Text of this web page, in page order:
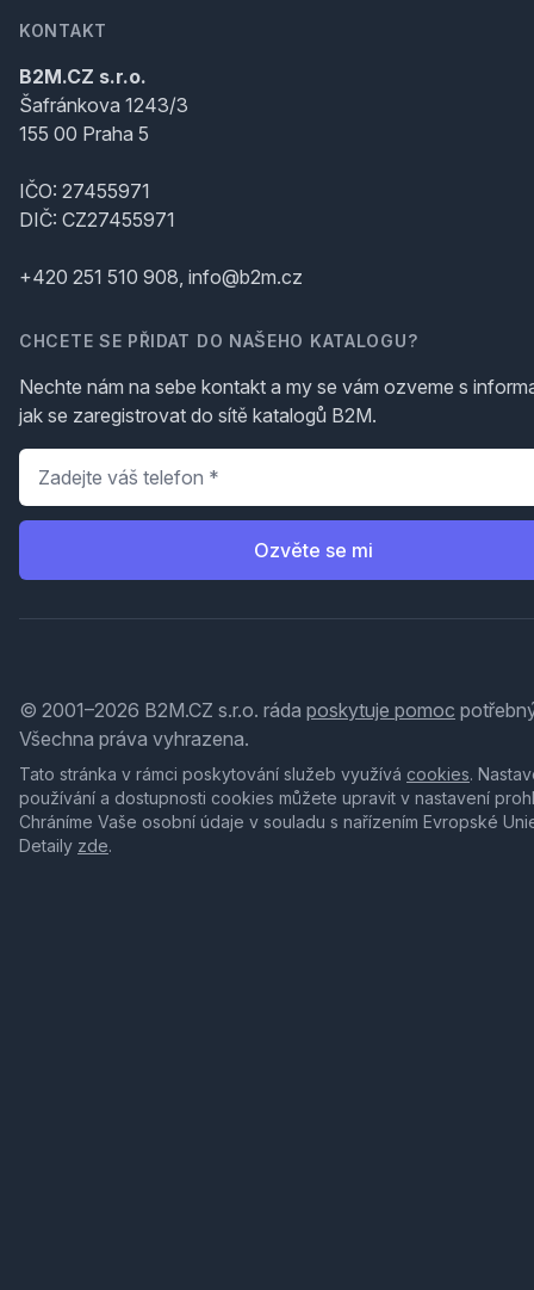
KONTAKT
B2M.CZ s.r.o.
Šafránkova 1243/3
155 00 Praha 5
IČO: 27455971
DIČ: CZ27455971
+420 251 510 908, info@b2m.cz
CHCETE SE PŘIDAT DO NAŠEHO KATALOGU?
Nechte nám na sebe kontakt a my se vám ozveme s
jak se zaregistrovat do sítě katalogů B2M.
Telefon
Ozvěte se mi
© 2001–2026 B2M.CZ s.r.o. ráda poskytuje pomoc
Všechna práva vyhrazena.
Tato stránka v rámci poskytování služeb využívá cookies.
používání a dostupnosti cookies můžete upravit v nastavení
Chráníme Vaše osobní údaje v souladu s nařízením Evropské
Detaily zde.